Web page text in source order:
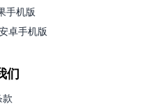
手机版
卓手机版
们
款